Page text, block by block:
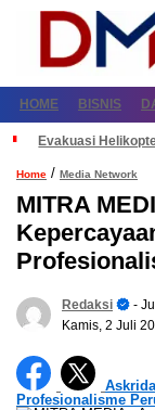
HOME BISNIS
Evakuasi
Home / Media Network
MITRA
Redaksi
-
Kamis, 2 Juli
Profesionalisme